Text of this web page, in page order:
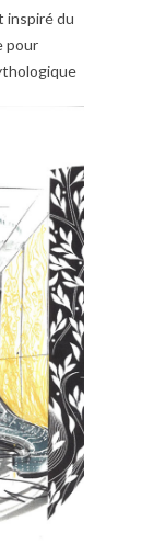
inspiré du
pour